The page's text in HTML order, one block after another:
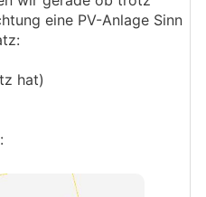
eine PV-Anlage Sinn
hat)